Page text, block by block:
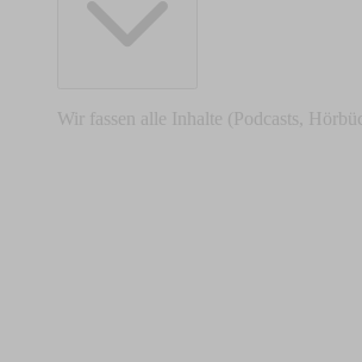
Wir fassen alle Inhalte (Podcasts,